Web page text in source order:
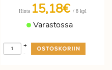
Hinta 15,18€ / 8 kpl
Varastossa
-
+